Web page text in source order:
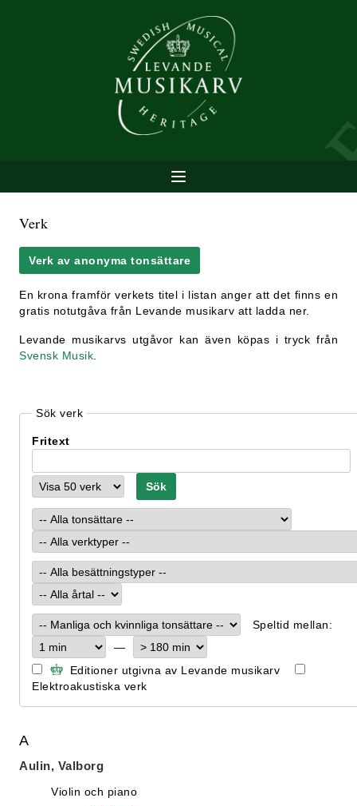
Verk
Verk av anonyma tonsättare
En krona framför verkets titel i listan anger att det finns en
gratis notutgåva från Levande musikarv att ladda ner.
Levande musikarvs utgåvor kan även köpas i tryck från
Svensk Musik
Sök verk
Fritext
Speltid mellan:
—
Editioner utgivna av Levande musikarv
Elektroakustiska verk
A
Aulin, Valborg
Violin och piano